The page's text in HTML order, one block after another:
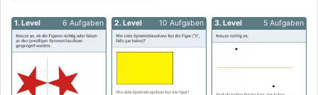
1. Level 6 Aufgaben 2. Level 10 Aufgaben 3. Level 5 Aufgaben